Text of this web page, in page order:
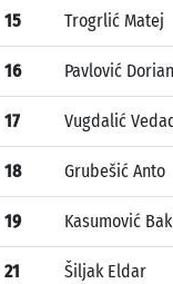
15 Trogrlić Matej
16 Pavlović Dorian
17 Vugdalić Vedad
18 Grubešić Anto
19 Kasumović
21 Šiljak Eldar